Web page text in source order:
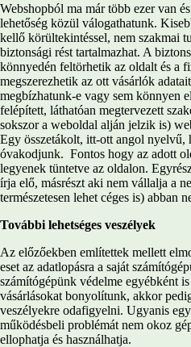
Webshopból ma már több ezer van
lehetőség közül válogathatunk.
kellő körültekintéssel, nem szakmai
biztonsági rést tartalmazhat. A
könnyedén feltörhetik az oldalt és a
megszerezhetik az ott vásárlók
megbízhatunk-e vagy sem könnyen
felépített, láthatóan megtervezett
sokszor a weboldal alján jelzik is)
Egy összetákolt, itt-ott angol nyelvű,
óvakodjunk. Fontos hogy az adott
legyenek tüntetve az oldalon.
írja elő, másrészt aki nem vállalja a
természetesen lehet céges is) abban
További lehetséges veszélyek
Az előzőekben említettek mellett
eset az adatlopásra a saját
számítógépünk védelme egyébként
vásárlásokat bonyolítunk, akkor
veszélyekre odafigyelni. Ugyanis
működésbeli problémát nem okoz
ellophatja és használhatja.